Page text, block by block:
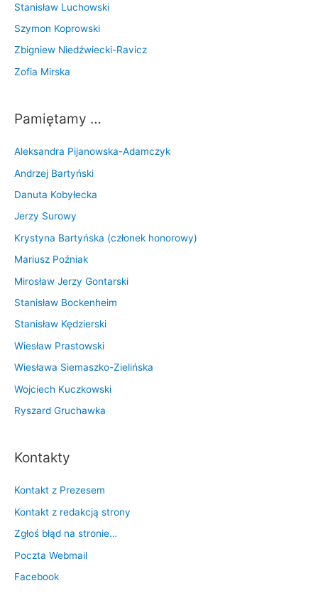
Stanisław Luchowski
Szymon Koprowski
Zbigniew Niedźwiecki-Ravicz
Zofia Mirska
Pamiętamy …
Aleksandra Pijanowska-Adamczyk
Andrzej Bartyński
Danuta Kobyłecka
Jerzy Surowy
Krystyna Bartyńska (członek honorowy)
Mariusz Poźniak
Mirosław Jerzy Gontarski
Stanisław Bockenheim
Stanisław Kędzierski
Wiesław Prastowski
Wiesława Siemaszko-Zielińska
Wojciech Kuczkowski
Ryszard Gruchawka
Kontakty
Kontakt z Prezesem
Kontakt z redakcją strony
Zgłoś błąd na stronie…
Poczta Webmail
Facebook